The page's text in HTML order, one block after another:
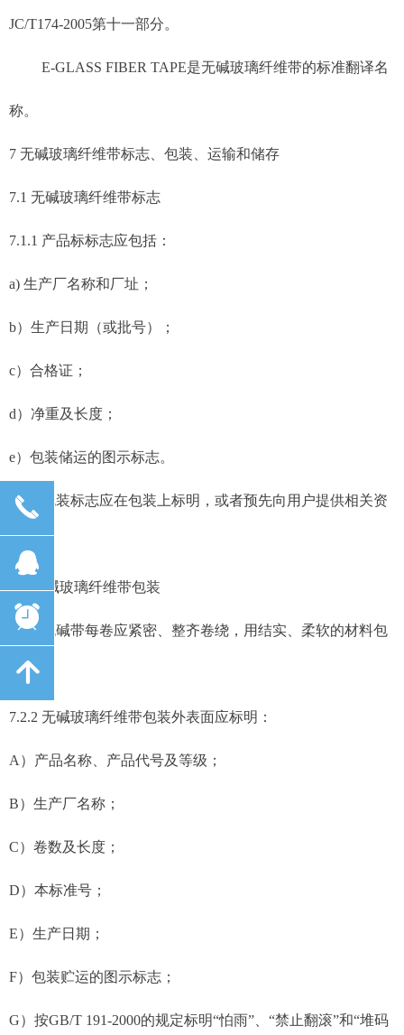
JC/T174-2005第十一部分。
E-GLASS FIBER TAPE是无碱玻璃纤维带的标准翻译名
称。
7 无碱玻璃纤维带标志、包装、运输和储存
7.1 无碱玻璃纤维带标志
7.1.1 产品标标志应包括：
a) 生产厂名称和厂址；
b）生产日期（或批号）；
c）合格证；
d）净重及长度；
e）包装储运的图示标志。
7.1.2 包装标志应在包装上标明，或者预先向用户提供相关资
7.2 无碱玻璃纤维带包装
7.2.1 无碱带每卷应紧密、整齐卷绕，用结实、柔软的材料包
装。
7.2.2 无碱玻璃纤维带包装外表面应标明：
A）产品名称、产品代号及等级；
B）生产厂名称；
C）卷数及长度；
D）本标准号；
E）生产日期；
F）包装贮运的图示标志；
G）按GB/T 191-2000的规定标明“怕雨”、“禁止翻滚”和“堆码
끅
뀩
뀥
녕